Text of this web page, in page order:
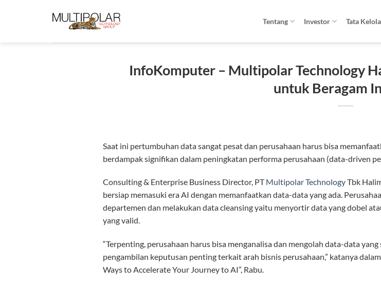
Tentang Investor Tata Kelola
InfoKomputer – Multipolar Technology
untuk Beragam
Saat ini pertumbuhan data sangat pesat dan perusahaan harus bisa
berdampak signifikan dalam peningkatan performa perusahaan (data-driven
Consulting & Enterprise Business Director, PTMultipolar TechnologyTbk
bersiap memasuki era AI dengan memanfaatkan data-data yang ada.
departemen dan melakukan data cleansing yaitu menyortir data yang dobel
yang valid.
“Terpenting, perusahaan harus bisa menganalisa dan mengolah data-data
pengambilan keputusan penting terkait arah bisnis perusahaan,” katanya
Ways to Accelerate Your Journey to AI”, Rabu.